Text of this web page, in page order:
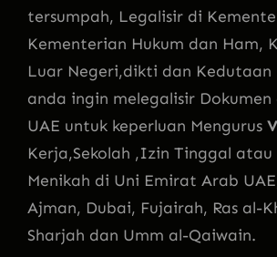
tersumpah, Legalisir di
Kementerian Hukum dan Ham,
Luar Negeri,dikti dan Kedutaan
anda ingin melegalisir
UAE untuk keperluan Mengurus
Kerja,Sekolah ,Izin Tinggal
Menikah di Uni Emirat Arab
Ajman, Dubai, Fujairah, Ras al-
Sharjah dan Umm al-Qaiwain.